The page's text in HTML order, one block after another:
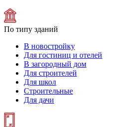
По типу зданий
В новостройку
Для гостиниц и отелей
В загородный дом
Для строителей
Для школ
Строительные
Для дачи